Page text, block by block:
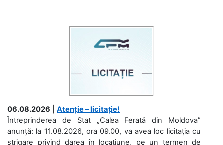
06.08.2026
Atenție – licitație!
Întreprinderea de Stat „Calea Ferată din Moldova”
anunță: la 11.08.2026, ora 09.00, va avea loc licitaţia cu
strigare privind darea în locațiune, pe un termen de